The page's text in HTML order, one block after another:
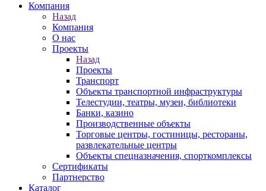
Компания
Назад
Компания
О нас
Проекты
Назад
Проекты
Транспорт
Объекты транспортной инфраструктуры
Телестудии, театры, музеи, библиотеки
Банки, казино
Производственные объекты
Торговые центры, гостиницы, рестораны,
развлекательные центры
Объекты спецназначения, спорткомплексы
Сертификаты
Партнерство
Каталог